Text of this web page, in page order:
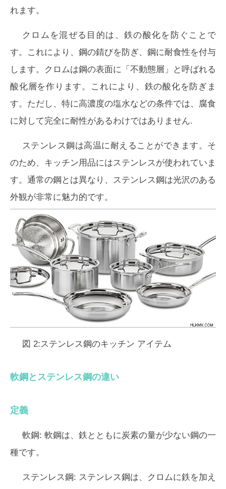
れます。
クロムを混ぜる目的は、鉄の酸化を防ぐことで
す。これにより、鋼の錆びを防ぎ、鋼に耐食性を付与
します。クロムは鋼の表面に「不動態層」と呼ばれる
酸化層を作ります。これにより、鉄の酸化を防ぎま
す。ただし、特に高濃度の塩水などの条件では、腐食
に対して完全に耐性があるわけではありません.
ステンレス鋼は高温に耐えることができます。そ
のため、キッチン用品にはステンレスが使われていま
す。通常の鋼とは異なり、ステンレス鋼は光沢のある
外観が非常に魅力的です。
図 2:ステンレス鋼のキッチン アイテム
軟鋼とステンレス鋼の違い
定義
軟鋼: 軟鋼は、鉄とともに炭素の量が少ない鋼の一
種です。
ステンレス鋼: ステンレス鋼は、クロムに鉄を加え